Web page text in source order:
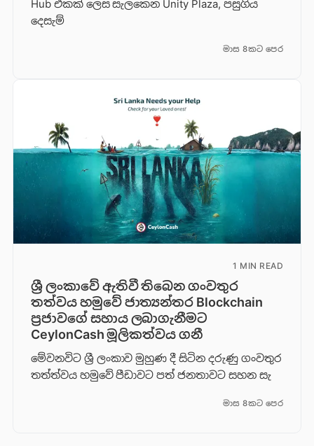
Hub එකක් ලෙස සැලකෙන Unity Plaza, පසුගිය
දෙසැම්
මාස 8කට පෙර
1 MIN READ
ශ්‍රී ලංකාවේ ඇතිවී තිබෙන ගංවතුර
තත්වය හමුවේ ජාත්‍යන්තර Blockchain
ප්‍රජාවගේ සහාය ලබාගැනීමට
CeylonCash මූලිකත්වය ග​නී
මේවනවිට ශ්‍රී ලංකාව මුහුණ දී සිටින දරුණු ගංවතුර
තත්ත්වය හමුවේ පීඩාවට පත් ජනතාවට සහන සැ
මාස 8කට පෙර